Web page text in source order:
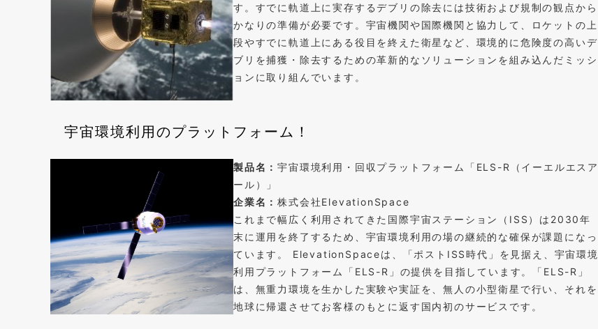
す。すでに軌道上に実存するデブリの除去には技術および規制の観点から
かなりの準備が必要です。宇宙機関や国際機関と協力して、ロケットの上
段やすでに軌道上にある役目を終えた衛星など、環境的に危険度の高いデ
ブリを捕獲・除去するための革新的なソリューションを組み込んだミッシ
ョンに取り組んでいます。
宇宙環境利用のプラットフォーム！
製品名：宇宙環境利用・回収プラットフォーム「ELS-R（イーエルエスア
ール）」
企業名：株式会社ElevationSpace
これまで幅広く利用されてきた国際宇宙ステーション（ISS）は2030年
末に運用を終了するため、宇宙環境利用の場の継続的な確保が課題になっ
ています。 ElevationSpaceは、「ポストISS時代」を見据え、宇宙環境
利用プラットフォーム「ELS-R」の提供を目指しています。「ELS-R」
は、無重力環境を生かした実験や実証を、無人の小型衛星で行い、それを
地球に帰還させてお客様のもとに返す国内初のサービスです。